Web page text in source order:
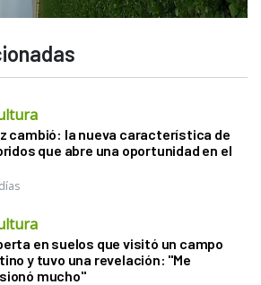
cambió: la nueva característica de
que abre una oportunidad en el
en suelos que visitó un campo
y tuvo una revelación: "Me
mucho"